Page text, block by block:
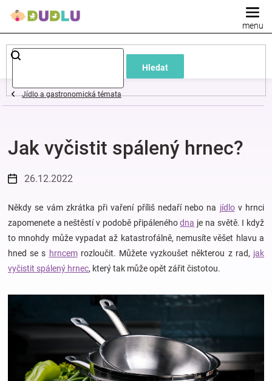
Hledat
Dětské
a
oblečení
Pokojíček
a
kojenecká
výbava
zábava
Jídlo a gastronomická témata
Jak vyčistit spálený hrnec?
26.12.2022
Někdy se vám zkrátka při vaření příliš nedaří nebo na jídlov hrnci
zapomenete a neštěstí v podobě připálenéhodna je na světě. I když
to mnohdy může vypadat až katastrofálně, nemusíte věšet hlavu a
hned se s hrncemrozloučit. Můžete vyzkoušet některou z rad, jak
vyčistit spálený hrnec, který tak může opět zářit čistotou.